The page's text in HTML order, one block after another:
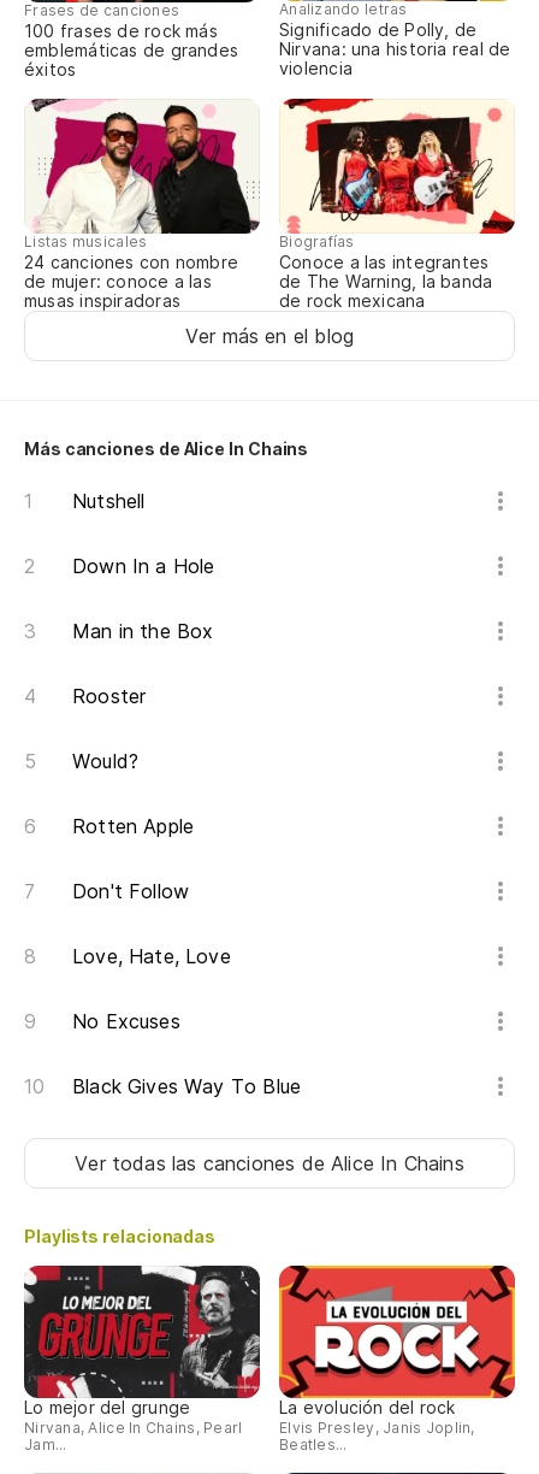
Frases de canciones
100 frases de rock más
emblemáticas de grandes
éxitos
Analizando letras
Significado de Polly, de
Nirvana: una historia real de
violencia
Listas musicales
24 canciones con nombre
de mujer: conoce a las
musas inspiradoras
Biografías
Conoce a las integrantes
de The Warning, la banda
de rock mexicana
Ver más en el blog
Más canciones de Alice In Chains
Nutshell
Down In a Hole
Man in the Box
Rooster
Would?
Rotten Apple
Don't Follow
Love, Hate, Love
No Excuses
Black Gives Way To Blue
Ver todas las canciones de Alice In Chains
Playlists relacionadas
Lo mejor del grunge
Nirvana, Alice In Chains, Pearl
Jam...
La evolución del rock
Elvis Presley, Janis Joplin,
Beatles...